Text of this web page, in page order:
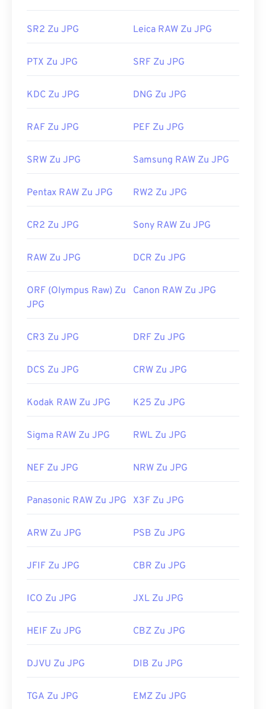
in der Regel in Ihrem Standard-Bildbetrachter,
Anwendung zum Öffnen der Datei auszuwählen,
Chrome
, Microsoft-Anwendungen wie
Ändern der Größe von JPEG-Bildern unser Tool
Entwickelt von: Joint Photographic Experts Group
Erstveröffentlichung:
18. September 1992
Verwenden Sie unseren
Farbwähler,um Farben aus
SR2 Zu JPG Leica RAW Zu JPG
PTX Zu JPG SRF Zu JPG
KDC Zu JPG DNG Zu JPG
RAF Zu JPG PEF Zu JPG
SRW Zu JPG Samsung RAW Zu JPG
Pentax RAW Zu JPG RW2 Zu JPG
CR2 Zu JPG Sony RAW Zu JPG
RAW Zu JPG DCR Zu JPG
ORF (Olympus Raw) Zu
JPG
Canon RAW Zu JPG
CR3 Zu JPG DRF Zu JPG
DCS Zu JPG CRW Zu JPG
Kodak RAW Zu JPG K25 Zu JPG
Sigma RAW Zu JPG RWL Zu JPG
NEF Zu JPG NRW Zu JPG
Panasonic RAW Zu JPG X3F Zu JPG
ARW Zu JPG PSB Zu JPG
JFIF Zu JPG CBR Zu JPG
ICO Zu JPG JXL Zu JPG
HEIF Zu JPG CBZ Zu JPG
DJVU Zu JPG DIB Zu JPG
TGA Zu JPG EMZ Zu JPG